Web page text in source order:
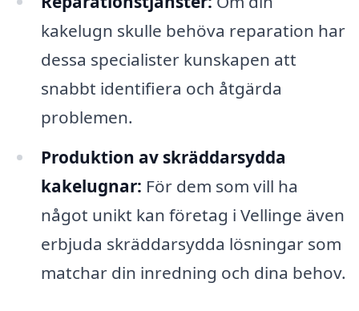
kakelugn skulle behöva reparation har
dessa specialister kunskapen att
snabbt identifiera och åtgärda
problemen.
Produktion av skräddarsydda
kakelugnar: För dem som vill ha
något unikt kan företag i Vellinge även
erbjuda skräddarsydda lösningar som
matchar din inredning och dina behov.